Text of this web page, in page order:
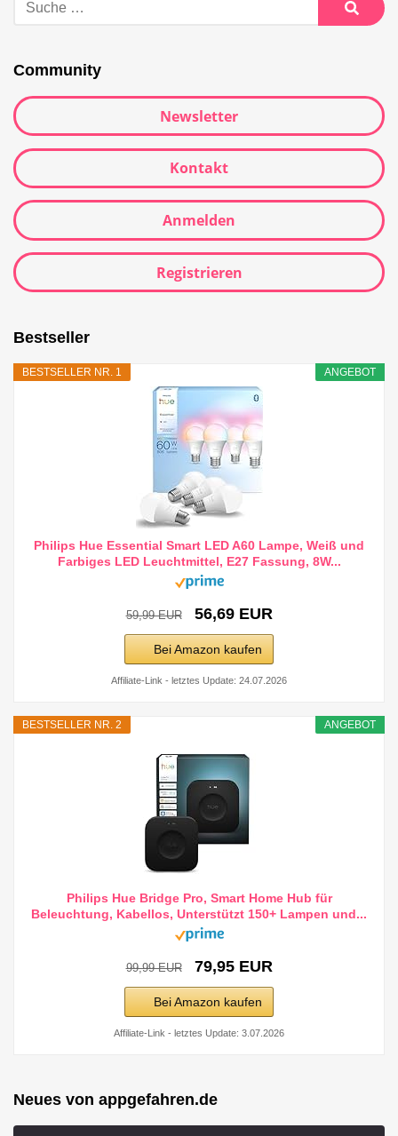
Community
Newsletter
Kontakt
Anmelden
Registrieren
Bestseller
ANGEBOT
BESTSELLER NR. 1
Philips Hue Essential Smart LED A60 Lampe, Weiß und
Farbiges LED Leuchtmittel, E27 Fassung, 8W...
59,99 EUR 56,69 EUR
Bei Amazon kaufen
Affiliate-Link - letztes Update: 24.07.2026
ANGEBOT
BESTSELLER NR. 2
Philips Hue Bridge Pro, Smart Home Hub für
Beleuchtung, Kabellos, Unterstützt 150+ Lampen und...
99,99 EUR 79,95 EUR
Bei Amazon kaufen
Affiliate-Link - letztes Update: 3.07.2026
Neues von appgefahren.de